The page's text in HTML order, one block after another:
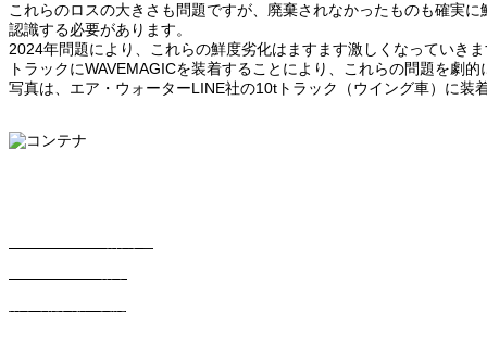
これらのロスの大きさも問題ですが、廃棄されなかったものも確実
認識する必要があります。
2024年問題により、これらの鮮度劣化はますます激しくなっていき
トラックにWAVEMAGICを装着することにより、これらの問題を劇
写真は、エア・ウォーターLINE社の10tトラック（ウイング車）に装